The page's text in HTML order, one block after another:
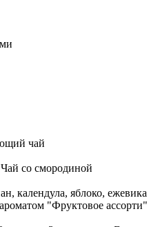
чай
со смородиной
календула, яблоко, ежевика
"Фруктовое ассорти"